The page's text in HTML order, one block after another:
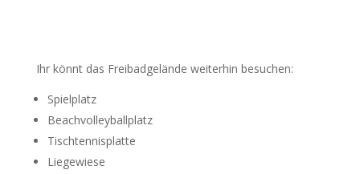
Ihr könnt das Freibadgelände weiterhin besuchen:
Spielplatz
Beachvolleyballplatz
Tischtennisplatte
Liegewiese